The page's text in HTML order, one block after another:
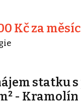
Kč za měsíc
statku s
- Kramolín